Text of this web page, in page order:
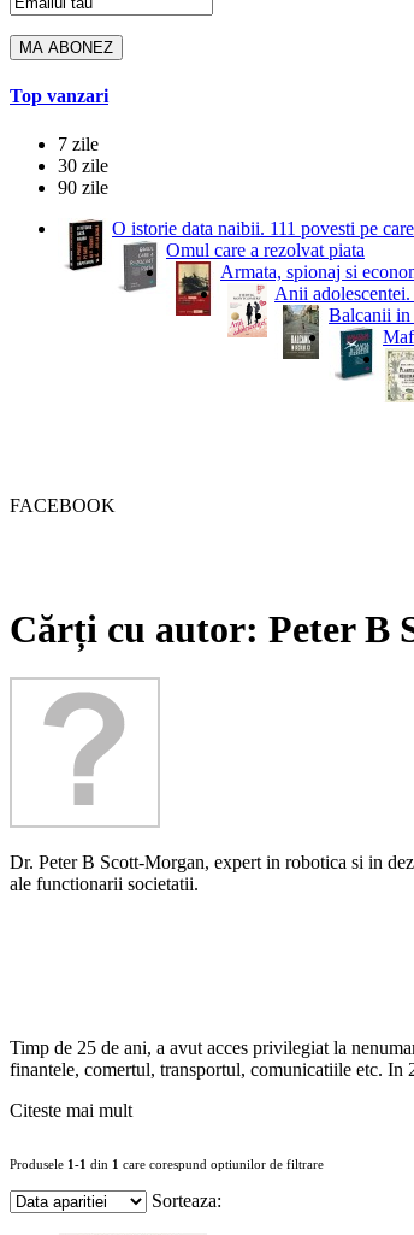
Top vanzari
7 zile
30 zile
90 zile
O istorie data naibii. 111 povesti pe
Omul care a rezolvat piata
Armata, spionaj si
Anii
Balcanii in
FACEBOOK
Cărți cu autor: Peter B
Dr. Peter B Scott-Morgan, expert in robotica si in
ale functionarii societatii.
Timp de 25 de ani, a avut acces privilegiat la
finantele, comertul, transportul, comunicatiile etc. In
Citeste mai mult
Produsele 1-1 din 1 care corespund optiunilor de filtrare
Sorteaza: